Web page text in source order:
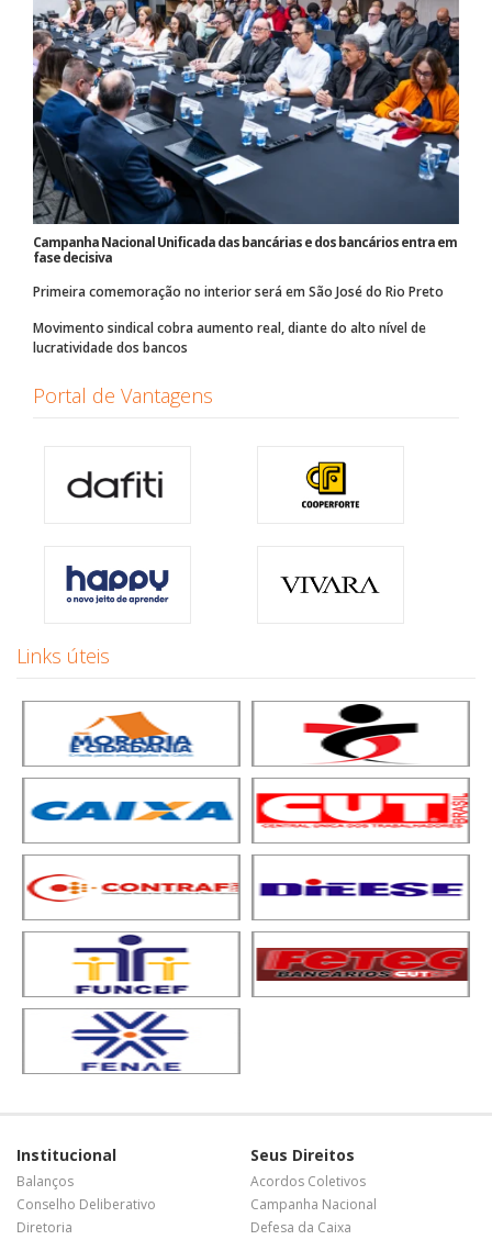
Campanha Nacional Unificada das bancárias e dos bancários entra em
fase decisiva
Primeira comemoração no interior será em São José do Rio Preto
Movimento sindical cobra aumento real, diante do alto nível de
lucratividade dos bancos
Portal de Vantagens
Links úteis
Institucional
Balanços
Conselho Deliberativo
Diretoria
Seus Direitos
Acordos Coletivos
Campanha Nacional
Defesa da Caixa